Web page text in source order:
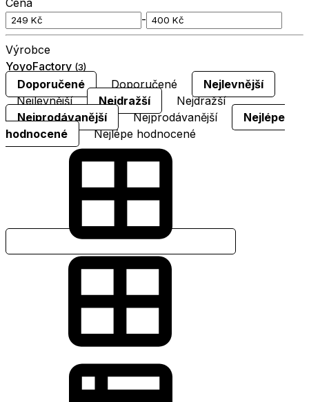
-
Výrobce
YoyoFactory (3)
Doporučené Doporučené
Nejlevnější
Nejlevnější
Nejdražší
Nejdražší
Nejprodávanější
Nejprodávanější
Nejlépe
hodnocené
Nejlépe hodnocené